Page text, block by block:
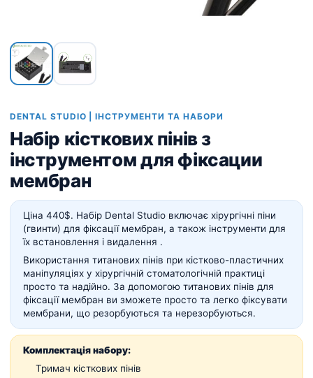
DENTAL STUDIO | ІНСТРУМЕНТИ ТА НАБОРИ
Набір кісткових пінів з
інструментом для фіксации
мембран
Ціна 440$. Набір Dental Studio включає хірургічні піни
(гвинти) для фіксації мембран, а також інструменти для
їх встановлення і видалення .
Використання титанових пінів при кістково-пластичних
маніпуляціях у хірургічній стоматологічній практиці
просто та надійно. За допомогою титанових пінів для
фіксації мембран ви зможете просто та легко фіксувати
мембрани, що резорбуються та нерезорбуються.
Комплектація набору:
Тримач кісткових пінів